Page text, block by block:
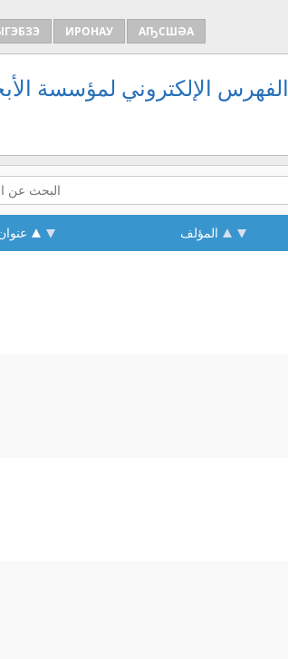
ИРОНАУ АҦСШӘА
الفهرس الإلكتروني لمؤسسة